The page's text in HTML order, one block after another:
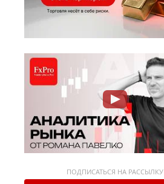
ПОДПИСАТЬСЯ НА РАССЫЛКУ